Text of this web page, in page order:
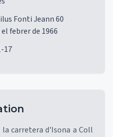
Fonti Jeann 60
febrer de 1966
17
carretera d'Isona a Coll